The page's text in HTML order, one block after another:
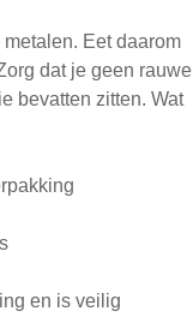
Eet daarom
dat je geen rauwe
bevatten zitten. Wat
en is veilig